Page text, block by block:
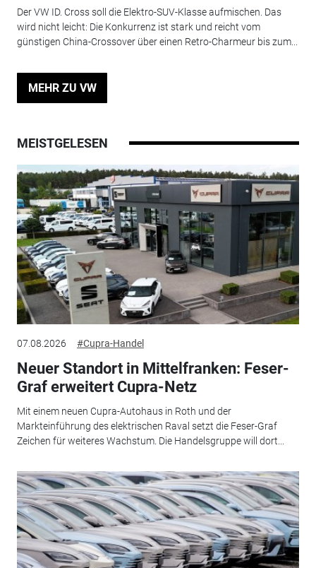
Der VW ID. Cross soll die Elektro-SUV-Klasse aufmischen. Das
wird nicht leicht: Die Konkurrenz ist stark und reicht vom
günstigen China-Crossover über einen Retro-Charmeur bis zum...
MEHR ZU VW
MEISTGELESEN
07.08.2026 #Cupra-Handel
Neuer Standort in Mittelfranken: Feser-
Graf erweitert Cupra-Netz
Mit einem neuen Cupra-Autohaus in Roth und der
Markteinführung des elektrischen Raval setzt die Feser-Graf
Zeichen für weiteres Wachstum. Die Handelsgruppe will dort...